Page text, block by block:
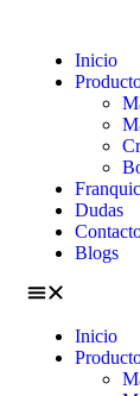
Inicio
Dudas
Blogs
Inicio